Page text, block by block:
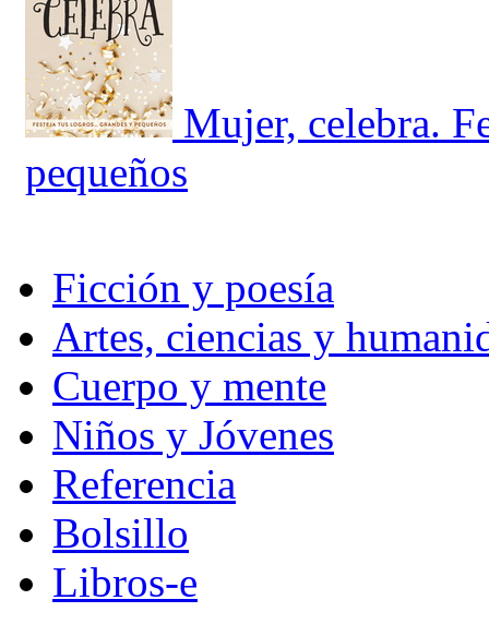
Mujer, celebra.
pequeños
Ficción y poesía
Artes, ciencias y
Cuerpo y mente
Niños y Jóvenes
Referencia
Bolsillo
Libros-e